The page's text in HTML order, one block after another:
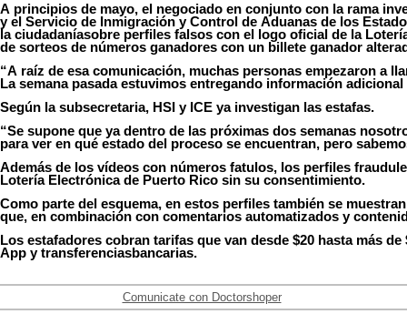
A principios de mayo, el negociado en conjunto con la rama
yel Servicio de Inmigracióny Control de Aduanas de los
laciudadaníasobre perfiles falsos con el logo oficial de la
de sorteos de números ganadores con un billete ganador
“A raíz de esa comunicación, muchas personas empezaron a
Lasemana pasada estuvimos entregando información adicional
Según lasubsecretaria, HSI y ICE ya investigan las estafas.
“Se supone que ya dentro de las próximas dos semanas
paraver en qué estado del proceso se encuentran, pero
Además de los vídeos con números fatulos, los perfiles
Lotería Electrónicade Puerto Rico sin su consentimiento.
Como parte del esquema, en estos perfiles también se muestran
que, en combinación con comentarios automatizados y
Los estafadores cobran tarifas que van desde $20 hasta más de
App ytransferenciasbancarias.
Comunicate con Doctorshoper